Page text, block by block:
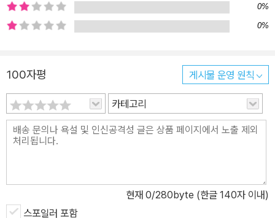
적과 미스터리 소설을 매우 좋아하는데 심지어는 독서 클럽의 회원이
기까지 하다. 특종감이 있는 곳이면 어떠한 수를 써서라도 나타나는
격을 지녔다. 샌프란시스코 심포니 오케스트라의 연주자인 에드먼드
와 결혼하여 세 자녀를 두면서 친구들 중 가장 안정적이로 행복한 가
정을 꾸리고 있다. 상황을 분석하고 새로운 결론을 내리는 데 능한 총
명한 두뇌와 지혜를 지니고 있다. -유키 카스텔라노 샌프란시스코 시
소속 변호사 검사 질 대신 우먼스 머더 클럽의 새로운 멤버가 된 일본
와 이탈리아계 미국인인 아버지 사이에서 태어나 어릴 적 인종차별을
당한 경험이 있다. 가장 좋아하는 칵테일은 제르맹-로뱅 사이트 카.
0%
0%
100자평 게시물 운영 원칙
카테고리
현재 0/280byte (한글 140자 이내)
스포일러 포함